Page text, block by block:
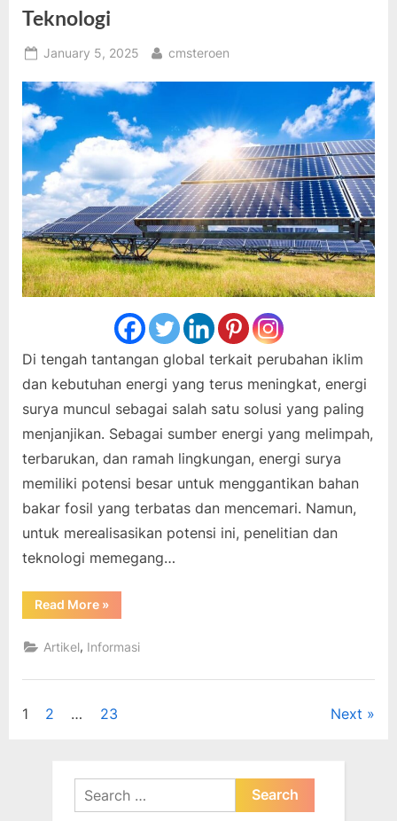
Teknologi
Posted
January 5, 2025 By
cmsteroen
Di tengah tantangan global terkait perubahan iklim
dan kebutuhan energi yang terus meningkat, energi
surya muncul sebagai salah satu solusi yang paling
menjanjikan. Sebagai sumber energi yang melimpah,
terbarukan, dan ramah lingkungan, energi surya
memiliki potensi besar untuk menggantikan bahan
bakar fosil yang terbatas dan mencemari. Namun,
untuk merealisasikan potensi ini, penelitian dan
teknologi memegang…
Read More“Menghadirkan
Solusi
untuk
Energi
melalui
Teknologi”
»
Artikel, Informasi
Posts
1 2 … 23 Next
Search
for: